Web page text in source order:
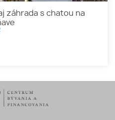
záhrada s chatou na